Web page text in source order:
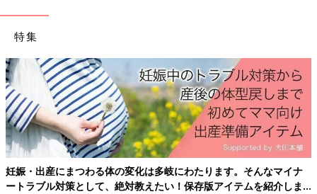
特集
妊娠・出産にまつわる体の変化は多岐にわたります。そんなマイナ
ートラブル対策として、絶対教えたい！保存版アイテムを紹介しま